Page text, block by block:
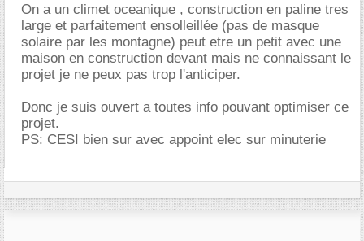
On a un climet oceanique , construction en paline tres
large et parfaitement ensolleillée (pas de masque
solaire par les montagne) peut etre un petit avec une
maison en construction devant mais ne connaissant le
projet je ne peux pas trop l'anticiper.
Donc je suis ouvert a toutes info pouvant optimiser ce
projet.
PS: CESI bien sur avec appoint elec sur minuterie